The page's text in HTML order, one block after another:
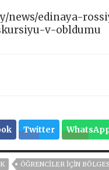
news/edinaya-
v-obldumu
Twitter
ÖĞRENCILER IÇIN